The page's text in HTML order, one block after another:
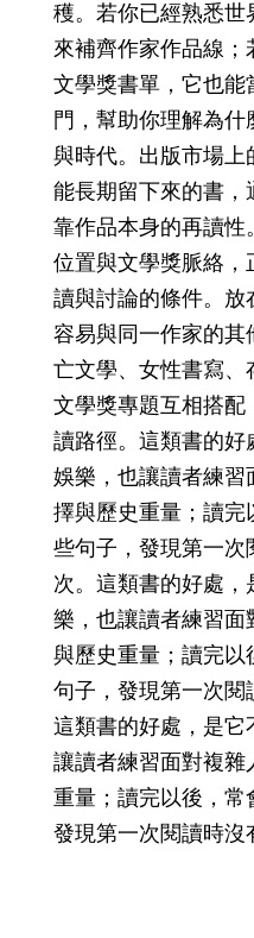
穫。若你已經熟悉世
來補齊作家作品線
文學獎書單，它也能
門，幫助你理解為
與時代。出版市場上
能長期留下來的書，
靠作品本身的再讀性
位置與文學獎脈絡，
讀與討論的條件。放
容易與同一作家的
亡文學、女性書寫
文學獎專題互相搭配
讀路徑。這類書的
娛樂，也讓讀者練習
擇與歷史重量；讀完
些句子，發現第一次
次。這類書的好處
樂，也讓讀者練習
與歷史重量；讀完
句子，發現第一次閱
這類書的好處，是
讓讀者練習面對複雜
重量；讀完以後，常
發現第一次閱讀時沒